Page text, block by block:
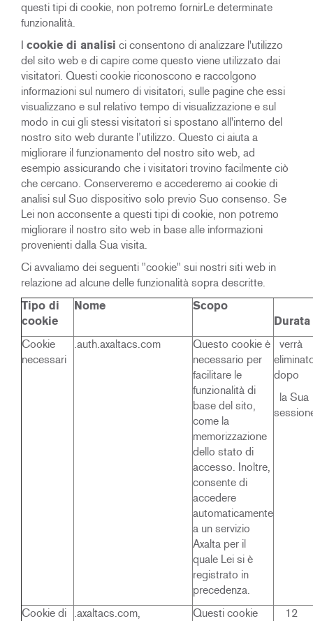
questi tipi di cookie, non potremo fornirLe determinate
funzionalità.
I cookie di analisi ci consentono di analizzare l'utilizzo
del sito web e di capire come questo viene utilizzato dai
visitatori. Questi cookie riconoscono e raccolgono
informazioni sul numero di visitatori, sulle pagine che essi
visualizzano e sul relativo tempo di visualizzazione e sul
modo in cui gli stessi visitatori si spostano all'interno del
nostro sito web durante l’utilizzo. Questo ci aiuta a
migliorare il funzionamento del nostro sito web, ad
esempio assicurando che i visitatori trovino facilmente ciò
che cercano. Conserveremo e accederemo ai cookie di
analisi sul Suo dispositivo solo previo Suo consenso. Se
Lei non acconsente a questi tipi di cookie, non potremo
migliorare il nostro sito web in base alle informazioni
provenienti dalla Sua visita.
Ci avvaliamo dei seguenti "cookie" sui nostri siti web in
relazione ad alcune delle funzionalità sopra descritte.
Tipo di
cookie
Nome
Scopo
Durata
Cookie
necessari
.auth.axaltacs.com
Questo cookie è
necessario per
facilitare le
funzionalità di
base del sito,
come la
memorizzazione
dello stato di
accesso. Inoltre,
consente di
accedere
automaticamente
a un servizio
Axalta per il
quale Lei si è
registrato in
precedenza.
verrà
dopo
la Sua
Cookie di
.axaltacs.com,
Questi cookie
12